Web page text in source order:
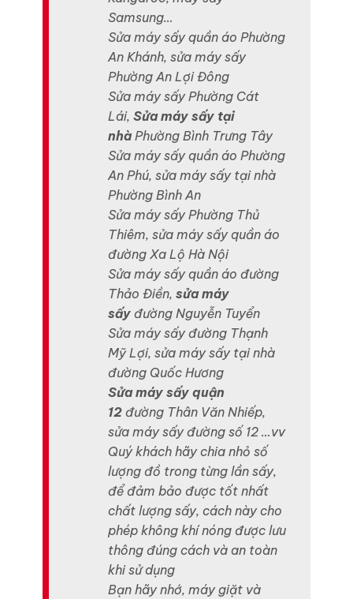
Samsung…
Sửa máy sấy quần áo Phường
An Khánh, sửa máy sấy
Phường An Lợi Đông
Sửa máy sấy Phường Cát
Lái,Sửa máy sấy tại
nhàPhường Bình Trưng Tây
Sửa máy sấy quần áo Phường
An Phú, sửa máy sấy tại nhà
Phường Bình An
Sửa máy sấy Phường Thủ
Thiêm, sửa máy sấy quần áo
đường Xa Lộ Hà Nội
Sửa máy sấy quần áo đường
Thảo Điền,sửa máy
sấy đường Nguyễn Tuyển
Sửa máy sấy đường Thạnh
Mỹ Lợi, sửa máy sấy tại nhà
đường Quốc Hương
Sửa máy sấy quận
12 đường Thân Văn Nhiếp,
sửa máy sấy đường số 12 …vv
Quý khách hãy chia nhỏ số
lượng đồ trong từng lần sấy,
để đảm bảo được tốt nhất
chất lượng sấy, cách này cho
phép không khí nóng được lưu
thông đúng cách và an toàn
khi sử dụng
Bạn hãy nhớ, máy giặt và